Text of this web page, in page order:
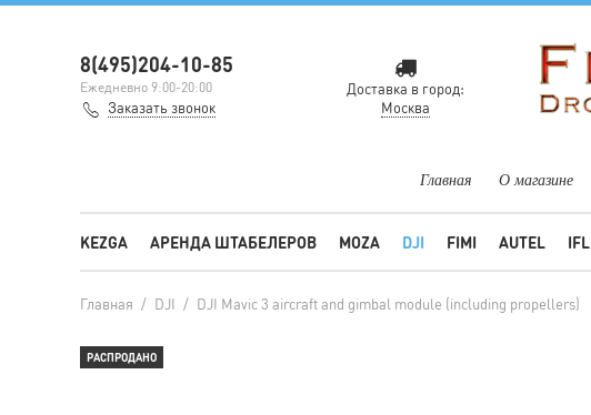
8(495)204-10-85
Ежедневно 9:00-20:00
Заказать звонок
Доставка в город:
Москва
Главная О магазине
KEZGA АРЕНДА ШТАБЕЛЕРОВ MOZA DJI FIMI AUTEL
Главная / DJI / DJI Mavic 3 aircraft and gimbal module (including propellers)
РАСПРОДАНО